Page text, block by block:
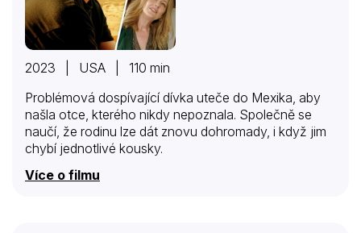
2023 | USA | 110 min
Problémová dospívající dívka uteče do Mexika, aby
našla otce, kterého nikdy nepoznala. Společně se
naučí, že rodinu lze dát znovu dohromady, i když jim
chybí jednotlivé kousky.
Více o filmu